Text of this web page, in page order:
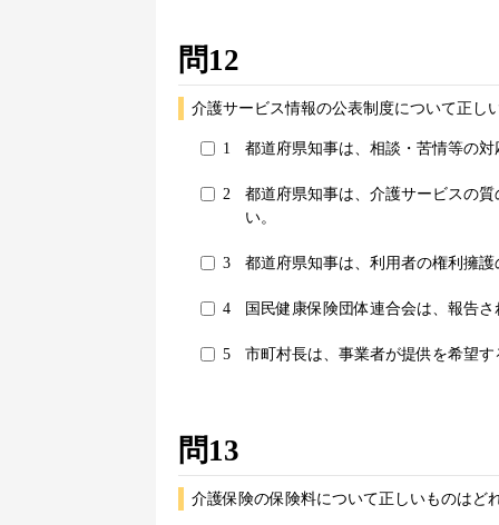
問12
介護サービス情報の公表制度について正し
1 都道府県知事は、相談・苦情等の
2
都道府県知事は、介護サービスの
い。
3 都道府県知事は、利用者の権利擁
4 国民健康保険団体連合会は、報告
5 市町村長は、事業者が提供を希望
問13
介護保険の保険料について正しいものはど